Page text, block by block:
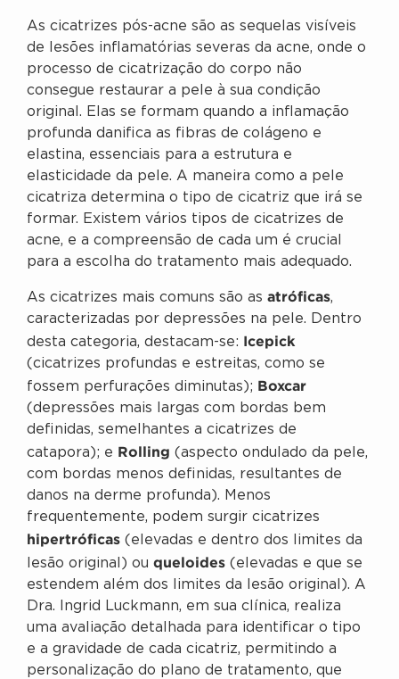
As cicatrizes pós-acne são as sequelas visíveis
de lesões inflamatórias severas da acne, onde o
processo de cicatrização do corpo não
consegue restaurar a pele à sua condição
original. Elas se formam quando a inflamação
profunda danifica as fibras de colágeno e
elastina, essenciais para a estrutura e
elasticidade da pele. A maneira como a pele
cicatriza determina o tipo de cicatriz que irá se
formar. Existem vários tipos de cicatrizes de
acne, e a compreensão de cada um é crucial
para a escolha do tratamento mais adequado.
As cicatrizes mais comuns são as atróficas,
caracterizadas por depressões na pele. Dentro
desta categoria, destacam-se: Icepick
(cicatrizes profundas e estreitas, como se
fossem perfurações diminutas); Boxcar
(depressões mais largas com bordas bem
definidas, semelhantes a cicatrizes de
catapora); e Rolling (aspecto ondulado da pele,
com bordas menos definidas, resultantes de
danos na derme profunda). Menos
frequentemente, podem surgir cicatrizes
hipertróficas (elevadas e dentro dos limites da
lesão original) ou queloides (elevadas e que se
estendem além dos limites da lesão original). A
Dra. Ingrid Luckmann, em sua clínica, realiza
uma avaliação detalhada para identificar o tipo
e a gravidade de cada cicatriz, permitindo a
personalização do plano de tratamento, que